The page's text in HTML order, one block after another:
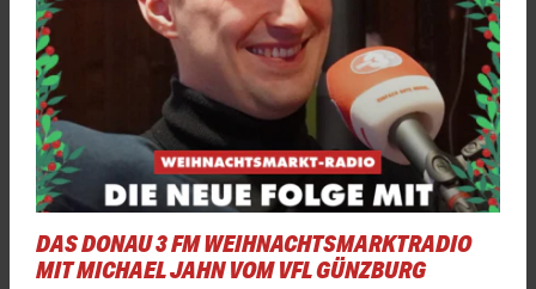
DAS DONAU 3 FM WEIHNACHTSMARKTRADIO
MIT MICHAEL JAHN VOM VFL GÜNZBURG